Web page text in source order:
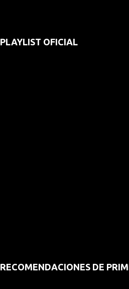
PLAYLIST OFICIAL
RECOMENDACIONES DE